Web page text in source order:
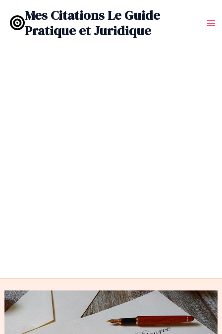
contenu
Mes Citations Le Guide
Pratique et Juridique